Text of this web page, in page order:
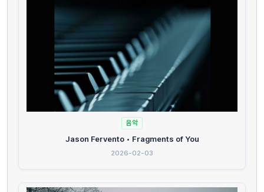
음악
Jason Fervento • Fragments of You
2026-02-03